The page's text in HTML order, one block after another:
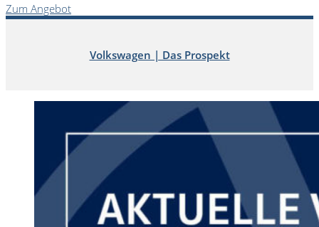
Zum Angebot
Volkswagen | Das Prospekt